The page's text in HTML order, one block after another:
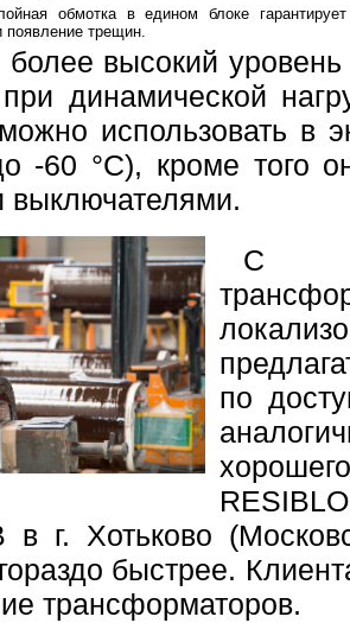
обмотка в едином блоке
трещин.
более высокий
при динамической
использовать в
-60 °C), кроме того
выключателями.
С
по
в г. Хотьково
быстрее.
трансформаторов.